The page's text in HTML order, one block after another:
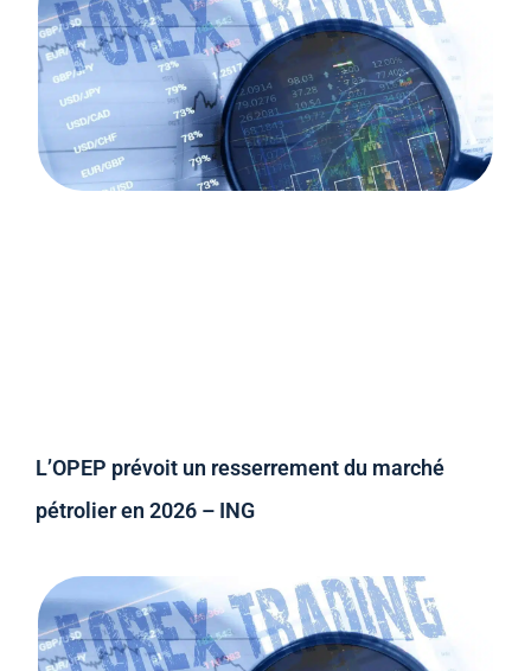
L’OPEP prévoit un resserrement du marché
pétrolier en 2026 – ING